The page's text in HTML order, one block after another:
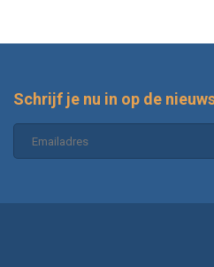
Schrijf je nu in op de